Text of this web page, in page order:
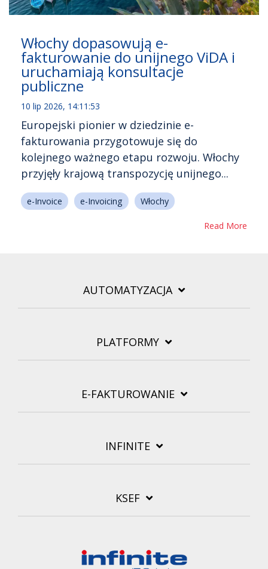
Włochy dopasowują e-
fakturowanie do unijnego ViDA i
uruchamiają konsultacje
publiczne
10 lip 2026, 14:11:53
Europejski pionier w dziedzinie e-
fakturowania przygotowuje się do
kolejnego ważnego etapu rozwoju. Włochy
przyjęły krajową transpozycję unijnego...
e-Invoice e-Invoicing Włochy
Read More
AUTOMATYZACJA
PLATFORMY
E-FAKTUROWANIE
INFINITE
KSEF